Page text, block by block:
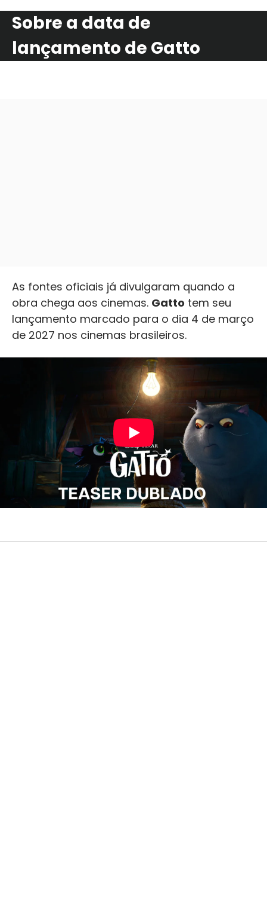
Sobre a data de
lançamento de Gatto
As fontes oficiais já divulgaram quando a
obra chega aos cinemas. Gatto tem seu
lançamento marcado para o dia 4 de março
de 2027 nos cinemas brasileiros.